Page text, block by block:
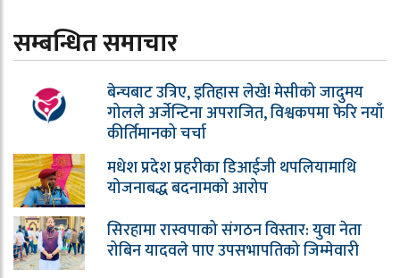
सम्बन्धित समाचार
बेन्चबाट उत्रिए, इतिहास लेखे! मेसीको जादुमय
गोलले अर्जेन्टिना अपराजित, विश्वकपमा फेरि नयाँ
कीर्तिमानको चर्चा
मधेश प्रदेश प्रहरीका डिआईजी थपलियामाथि
योजनाबद्ध बदनामको आरोप
सिरहामा रास्वपाको संगठन विस्तार: युवा नेता
रोबिन यादवले पाए उपसभापतिको जिम्मेवारी